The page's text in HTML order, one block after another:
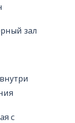
зал
с